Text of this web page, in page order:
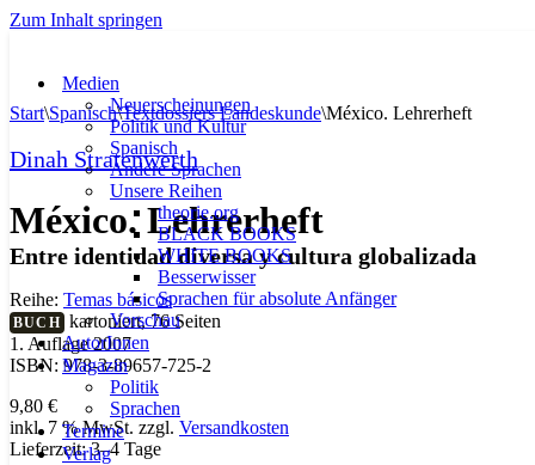
Zum Inhalt springen
Medien
Neuerscheinungen
Politik und Kultur
Spanisch
Andere Sprachen
Unsere Reihen
theorie.org
BLACK BOOKS
WHITE BOOKS
Besserwisser
Sprachen für absolute Anfänger
Vorschau
AutorInnen
Magazin
Politik
Sprachen
Termine
Verlag
Start\Spanisch\Textdossiers Landeskunde\México. Lehrerheft
Dinah Stratenwerth
México. Lehrerheft
Entre identidad diversa y cultura globalizada
Reihe: Temas básicos
BUCH kartoniert, 76 Seiten
1. Auflage 2007
ISBN: 978-3-89657-725-2
9,80 €
inkl. 7 % MwSt. zzgl. Versandkosten
Lieferzeit:3–4 Tage